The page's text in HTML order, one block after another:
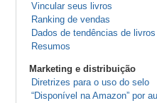
Vincular seus livros
Ranking de vendas
Dados de tendências de livros
Resumos
Marketing e distribuição
Diretrizes para o uso do selo
“Disponível na Amazon” por